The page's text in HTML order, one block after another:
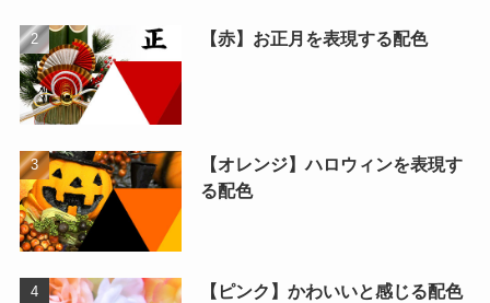
【赤】お正月を表現する配色
【オレンジ】ハロウィンを表現す
る配色
【ピンク】かわいいと感じる配色